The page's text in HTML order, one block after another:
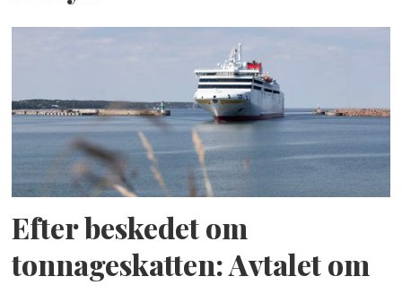
Efter beskedet om
tonnageskatten: Avtalet om